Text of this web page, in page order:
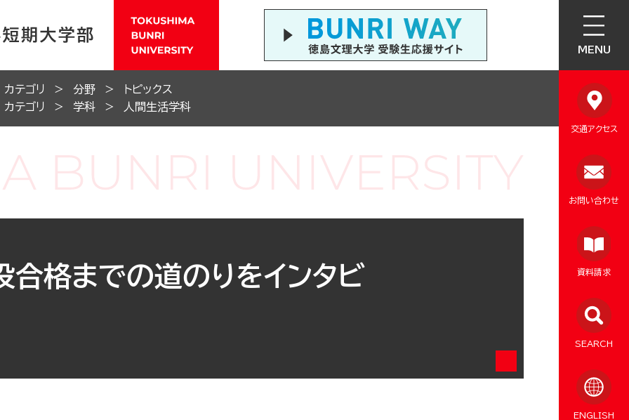
MENU
交通アクセス
お問い合わせ
資料請求
SEARCH
ENGLISH
カテゴリ 分野
トピックス
カテゴリ
学科 人間生活学科
合格までの道のりをインタビ